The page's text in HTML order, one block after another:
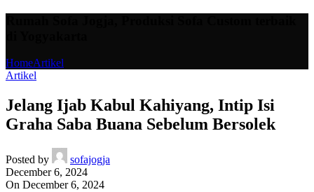
HomeArtikel
Artikel
Jelang Ijab Kabul Kahiyang, Intip Isi
Graha Saba Buana Sebelum Bersolek
Posted by
sofajogja
December 6, 2024
On December 6, 2024